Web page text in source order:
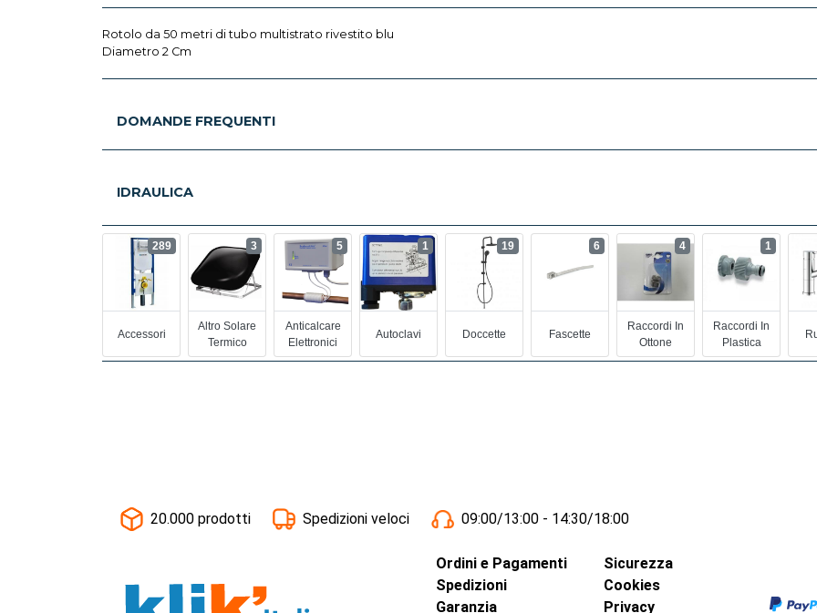
Rotolo da 50 metri di tubo multistrato rivestito blu
Diametro 2 Cm
DOMANDE FREQUENTI
IDRAULICA
Accessori
289
Altro Solare
Termico
3
Anticalcare
Elettronici
5
Autoclavi
1
Doccette
19
Fascette
6
Raccordi In
Ottone
4
Raccordi In
Plastica
1
20.000 prodotti Spedizioni veloci 09:00/13:00 - 14:30/18:00
Ordini e Pagamenti
Spedizioni
Garanzia
Sicurezza
Cookies
Privacy